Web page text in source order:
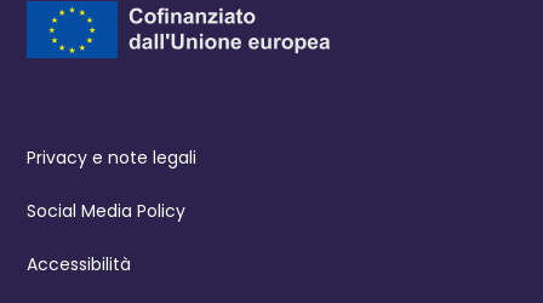
Privacy e note legali
Social Media Policy
Accessibilità